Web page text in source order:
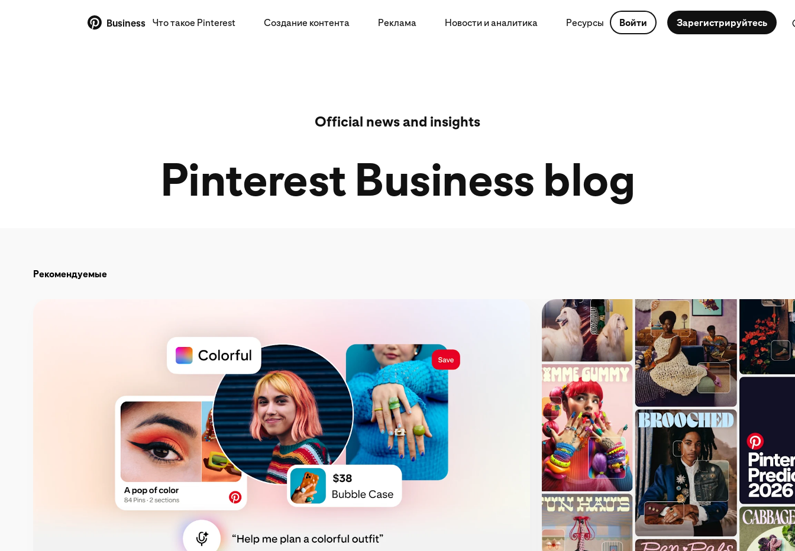
Business Что такое Pinterest Создание контента Реклама Новости и аналитика Ресурсы Войти Зарегистрируйтесь
Official news and insights
Pinterest Business blog
Рекомендуемые